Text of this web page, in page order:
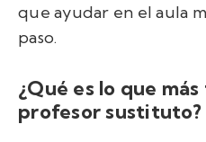
que ayudar en el aula
paso.
¿Qué es lo que
profesor sustituto?